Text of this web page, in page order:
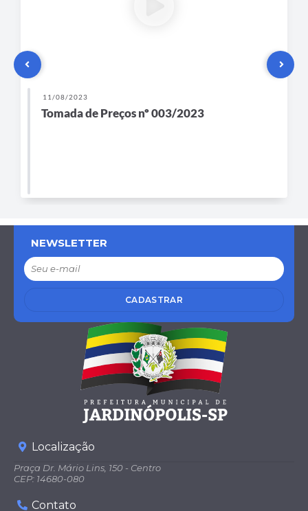
11/08/2023
Tomada de Preços nº 003/2023
NEWSLETTER
CADASTRAR
Localização
Praça Dr. Mário Lins, 150 - Centro
CEP: 14680-080
Contato